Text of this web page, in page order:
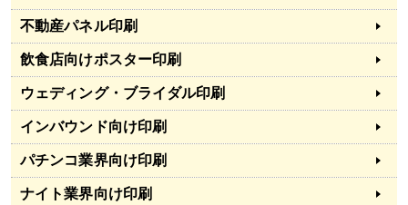
不動産パネル印刷
飲食店向けポスター印刷
ウェディング・ブライダル印刷
インバウンド向け印刷
パチンコ業界向け印刷
ナイト業界向け印刷